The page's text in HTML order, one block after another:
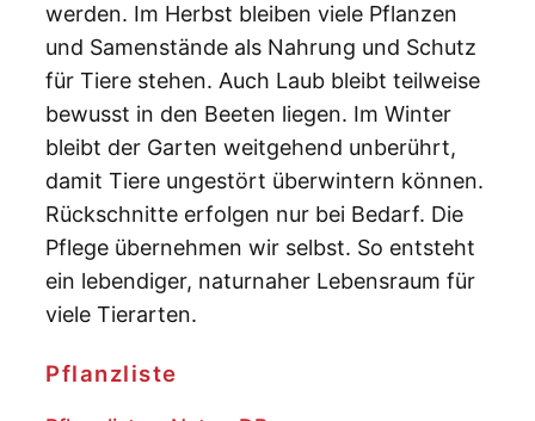
werden. Im Herbst bleiben viele Pflanzen
und Samenstände als Nahrung und Schutz
für Tiere stehen. Auch Laub bleibt teilweise
bewusst in den Beeten liegen. Im Winter
bleibt der Garten weitgehend unberührt,
damit Tiere ungestört überwintern können.
Rückschnitte erfolgen nur bei Bedarf. Die
Pflege übernehmen wir selbst. So entsteht
ein lebendiger, naturnaher Lebensraum für
viele Tierarten.
Pflanzliste